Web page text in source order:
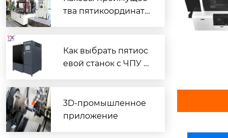
тва пятикоординат
Как выбрать пятиос
евой станок с ЧПУ д
3D-промышленное
приложение